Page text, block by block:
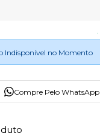
Indisponível no Momento
Compre Pelo WhatsApp